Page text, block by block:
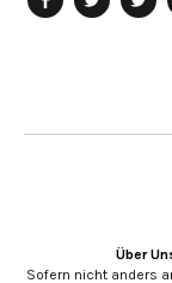
Über
Sofern nicht anders